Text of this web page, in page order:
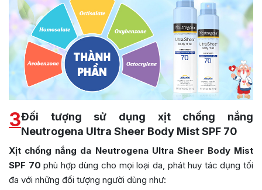
3Đối tượng sử dụng xịt chống nắng
Neutrogena Ultra Sheer Body Mist SPF 70
Xịt chống nắng da Neutrogena Ultra Sheer Body Mist
SPF 70 phù hợp dùng cho mọi loại da, phát huy tác dụng tối
đa với những đối tượng người dùng như: